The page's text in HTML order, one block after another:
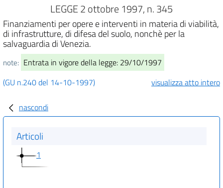
LEGGE 2 ottobre 1997, n. 345
Finanziamenti per opere e interventi in materia di viabilità,
di infrastrutture, di difesa del suolo, nonchè per la
salvaguardia di Venezia.
note: Entrata in vigore della legge: 29/10/1997
(GU n.240 del 14-10-1997)
visualizza atto intero
nascondi
Articoli
1